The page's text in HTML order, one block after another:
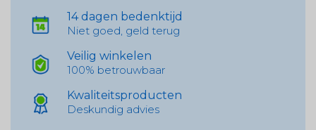
14 dagen bedenktijd
Niet goed, geld terug
Veilig winkelen
100% betrouwbaar
Kwaliteitsproducten
Deskundig advies